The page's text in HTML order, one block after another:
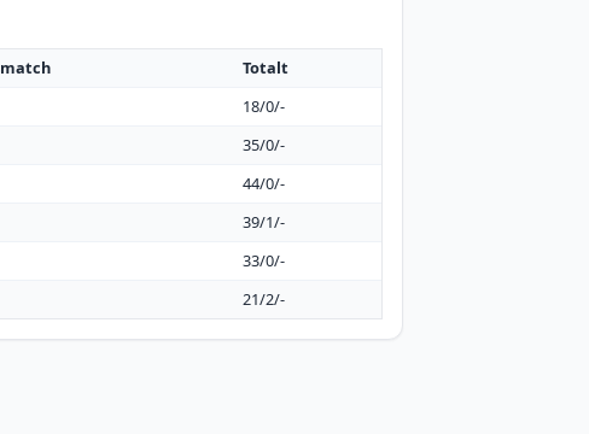
Totalt
18/0/-
35/0/-
44/0/-
39/1/-
33/0/-
21/2/-